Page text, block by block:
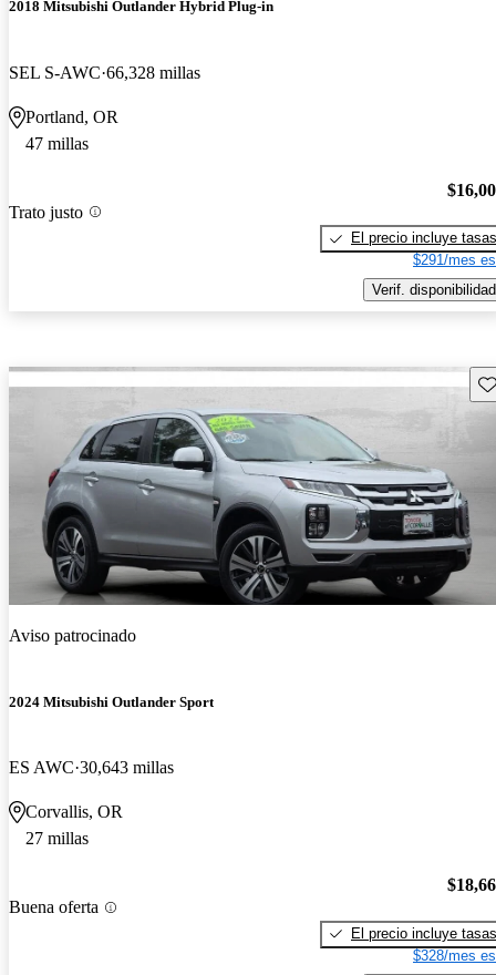
2018 Mitsubishi Outlander Hybrid Plug-in
SEL S-AWC 66,328 millas
Portland, OR
47 millas
Trato justo
El precio incluye tasas
$291/mes
Verif. disponibilidad
Aviso patrocinado
2024 Mitsubishi Outlander Sport
ES AWC 30,643 millas
Corvallis, OR
27 millas
Buena oferta
El precio incluye tasas
$328/mes